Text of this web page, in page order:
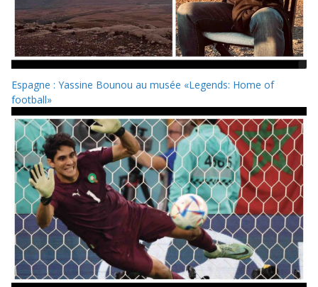
Espagne : Yassine Bounou au musée «Legends: Home of
football»